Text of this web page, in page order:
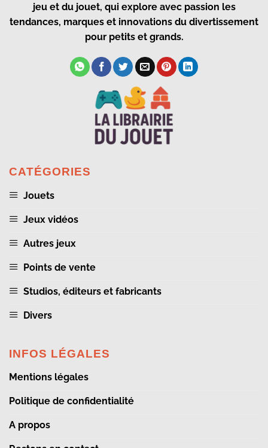
jeu et du jouet, qui explore avec passion les
tendances, marques et innovations du divertissement
pour petits et grands.
CATÉGORIES
Jouets
Jeux vidéos
Autres jeux
Points de vente
Studios, éditeurs et fabricants
Divers
INFOS LÉGALES
Mentions légales
Politique de confidentialité
A propos